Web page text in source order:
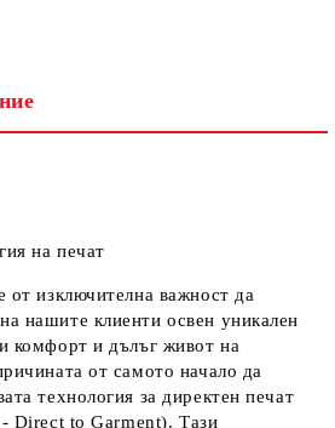
на печат
от изключителна важност да
нашите клиенти освен уникален
комфорт и дълъг живот на
от самото начало да
технология за директен печат
Direct to Garment). Тази